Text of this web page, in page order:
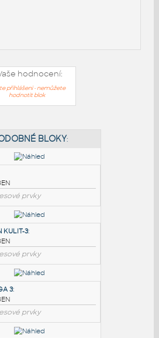
hodnocení:
přihlášeni - nemůžete
hodnotit blok
PODOBNÉ BLOKY:
3:
prvky
KULIT-3